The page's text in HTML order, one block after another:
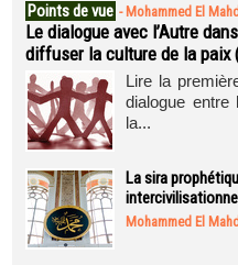
Points de vue - Mohammed El
Le dialogue avec l’Autre
diffuser la culture de la paix
Lire la
dialogue
la...
La sira
Mohammed El